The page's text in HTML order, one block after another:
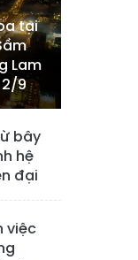
tại
Lam
2/9
bây
hệ
đại
việc